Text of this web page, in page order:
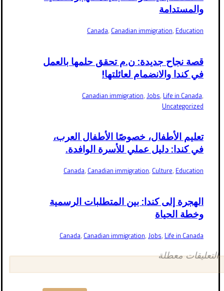
والمستدامة
Canada, Canadian immigration, Education
قصة نجاح جديدة: ن.م تحقق حلمها بالعمل
في كندا والانضمام لعائلتها!
Canadian immigration, Jobs, Life in Canada,
Uncategorized
تعليم الأطفال، خصوصًا الأطفال العرب،
في كندا: دليل عملي للأسرة الوافدة.
Canada, Canadian immigration, Culture, Education
الهجرة إلى كندا: بين المتطلبات الرسمية
وخطة الحياة
Canada, Canadian immigration, Jobs, Life in Canada
التعليقات معطلة